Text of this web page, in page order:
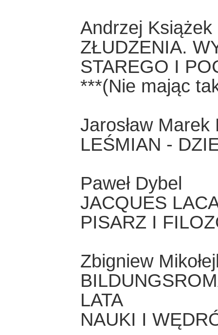
Andrzej Książek
ZŁUDZENIA.
STAREGO I
***(Nie mając
Jarosław
LEŚMIAN -
Paweł Dybel
JACQUES
PISARZ I
Zbigniew
LATA
NAUKI I